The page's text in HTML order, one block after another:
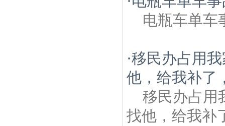
电瓶车单车
·移民办占用
他，给我补了
移民办占用
找他，给我补